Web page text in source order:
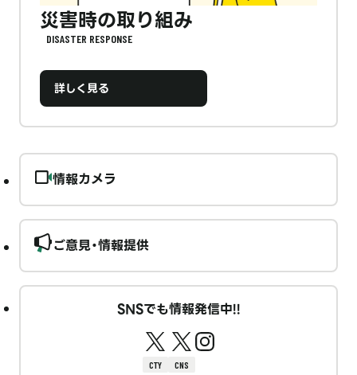
災害時の取り組み
DISASTER RESPONSE
詳しく見る
情報カメラ
ご意見・情報提供
SNSでも情報発信中!!
CTY CNS